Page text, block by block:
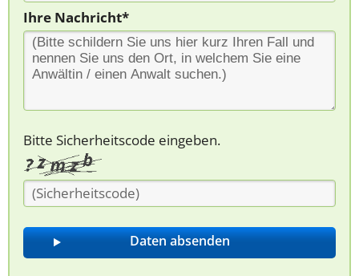
Ihre Nachricht*
Bitte Sicherheitscode eingeben.